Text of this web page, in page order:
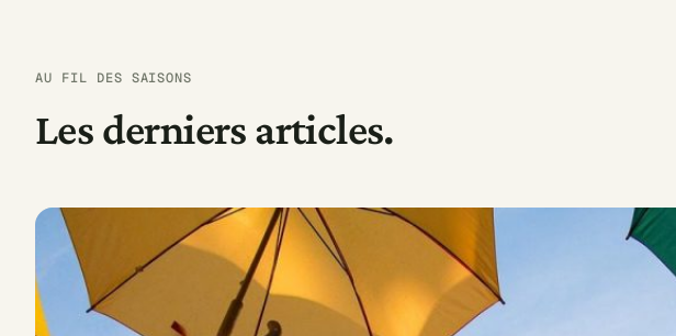
AU FIL DES SAISONS
Les derniers articles.